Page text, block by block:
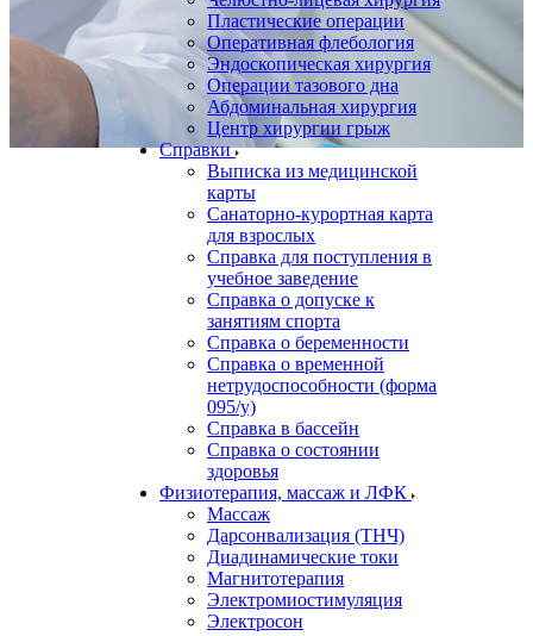
Пластические операции
Оперативная флебология
Эндоскопическая хирургия
Операции тазового дна
Абдоминальная хирургия
Центр хирургии грыж
Справки
Выписка из медицинской
карты
Санаторно-курортная карта
для взрослых
Справка для поступления в
учебное заведение
Справка о допуске к
занятиям спорта
Справка о беременности
Справка о временной
нетрудоспособности (форма
095/у)
Справка в бассейн
Справка о состоянии
здоровья
Физиотерапия, массаж и ЛФК
Массаж
Дарсонвализация (ТНЧ)
Диадинамические токи
Магнитотерапия
Электромиостимуляция
Электросон